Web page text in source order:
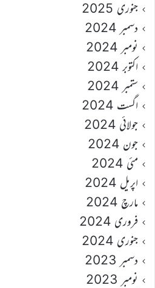
جنوری 2025
دسمبر 2024
نومبر 2024
اکتوبر 2024
ستمبر 2024
اگست 2024
جولائی 2024
جون 2024
مئی 2024
اپریل 2024
مارچ 2024
فروری 2024
جنوری 2024
دسمبر 2023
نومبر 2023